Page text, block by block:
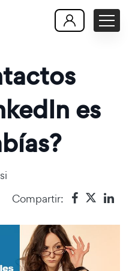
es
Compartir: